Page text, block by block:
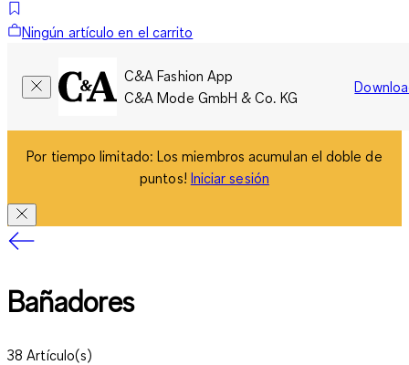
Ningún artículo en el carrito
C&A Fashion App
C&A Mode GmbH & Co. KG
Por tiempo limitado: Los miembros acumulan el doble de
puntos! Iniciar sesión
Bañadores
38 Artículo(s)